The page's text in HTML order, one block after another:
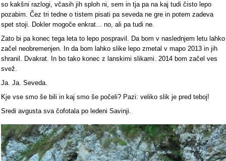
so kakšni razlogi, včasih jih sploh ni, sem in tja pa na kaj tudi čisto lepo
pozabim. Čez tri tedne o tistem pisati pa seveda ne gre in potem zadeva
spet stoji. Dokler mogoče enkrat... no, ali pa tudi ne.
Zato bi pa konec tega leta to lepo pospravil. Da bom v naslednjem letu lahko
začel neobremenjen. In da bom lahko slike lepo zmetal v mapo 2013 in jih
shranil. Dvakrat. In bo tako konec z lanskimi slikami. 2014 bom začel ves
svež.
Ja. Ja. Seveda.
Kje vse smo še bili in kaj smo še počeli? Pazi: veliko slik je pred teboj!
Sredi avgusta sva čofotala po ledeni Savinji.